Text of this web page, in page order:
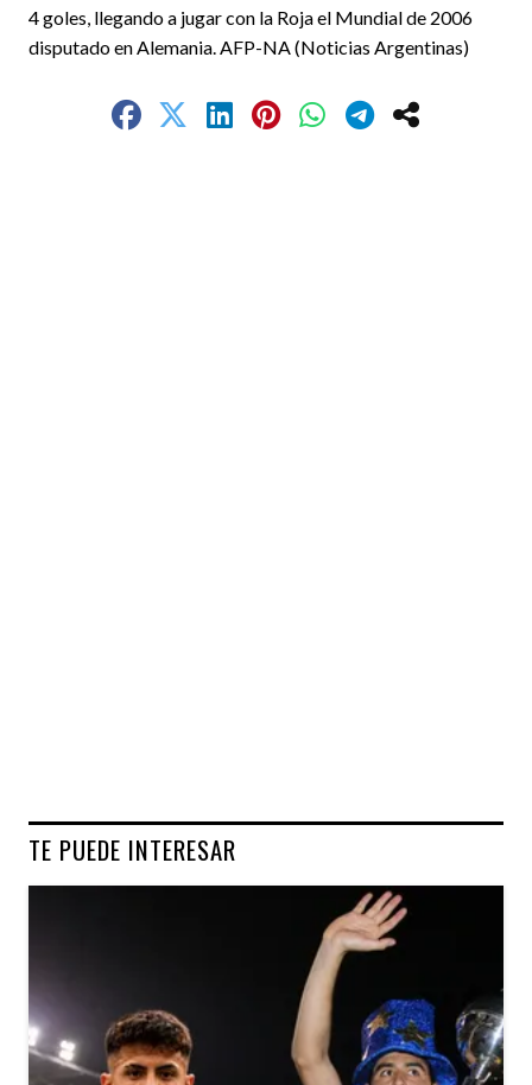
4 goles, llegando a jugar con la Roja el Mundial de 2006
disputado en Alemania. AFP-NA (Noticias Argentinas)
TE PUEDE INTERESAR